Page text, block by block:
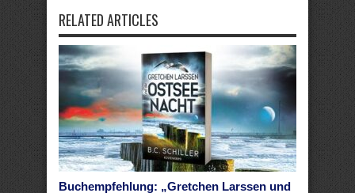
RELATED ARTICLES
Buchempfehlung: „Gretchen Larssen und